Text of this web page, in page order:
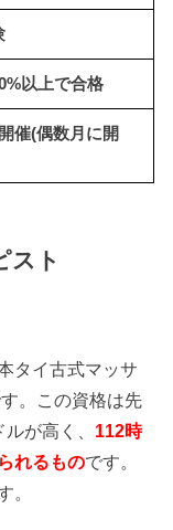
以上で合格
催(偶数月に開
スト
タイ古式マッサ
。この資格は先
が高く、 112時
れるものです。
。